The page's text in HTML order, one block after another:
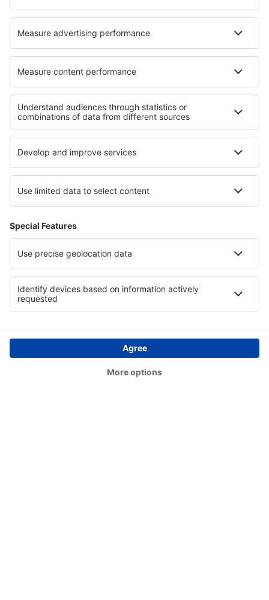
Valladolid Airport (VLL)
Zaragoza Airport (ZAZ)